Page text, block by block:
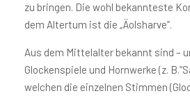
zu bringen. Die wohl bekannteste
dem Altertum ist die „Äolsharve“.
Aus dem Mittelalter bekannt sind –
Glockenspiele und Hornwerke (z.
welchen die einzelnen Stimmen